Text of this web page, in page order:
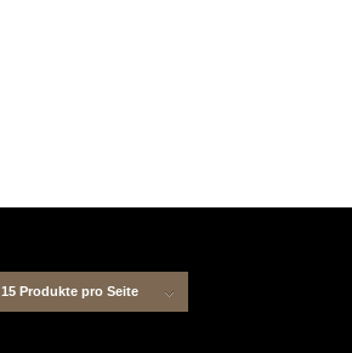
15 Produkte pro Seite